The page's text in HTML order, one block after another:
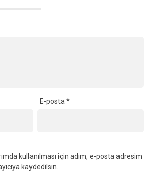
E-posta*
kullanılması için adım, e-posta adresim
kaydedilsin.